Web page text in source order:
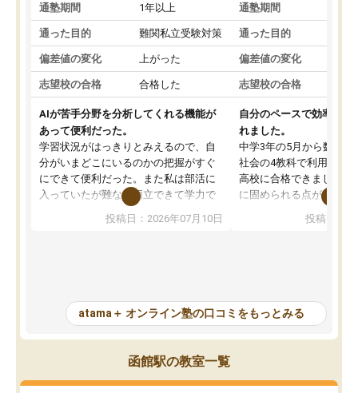
通塾期間 1年以上
通った目的 難関私立受験対策
偏差値の変化 上がった
志望校の合格 合格した
AIが苦手分野を分析してくれる機能が
あって便利だった。
学習状況がはっきりとみえるので、自
分がいまどこにいるのかの把握がすぐ
にできて便利だった。また私は部活に
入っていたが難なく両立できて学力で
も部活でも結果を残すことができてよ
かった。また問題演習の際に、自分が
が、自分で自分の管理ができない人に
とっては難しい部分もあるのではない
かと思った。
投稿日：2026年07月10日
通塾期間
通った目的
偏差値の変化
志望校の合格
自分のペースで効率よく
れました。
中学3年の5月から数学・
社会の4教科で利用し、
高校に合格できました。
に固められる点が魅力で
項目のおかげで、手軽
元数が可視化されるので
しながら意欲的に取り組
常に効果を実感している
すめできる塾です。
投稿日：
atama＋ オンライン塾の口コミをもっとみる
函館駅の教室一覧